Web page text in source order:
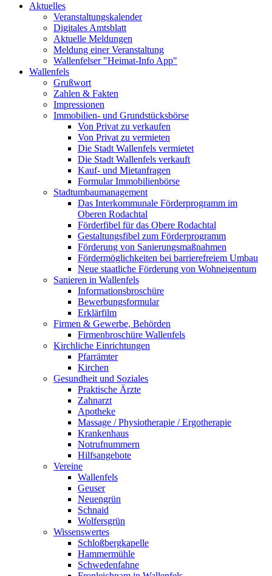
Aktuelles
Veranstaltungskalender
Digitales Amtsblatt
Aktuelle Meldungen
Meldung einer Veranstaltung
Wallenfelser "Heimat-Info App"
Wallenfels
Grußwort
Zahlen & Fakten
Impressionen
Immobilien- und Grundstücksbörse
Von Privat zu verkaufen
Von Privat zu vermieten
Die Stadt Wallenfels vermietet
Die Stadt Wallenfels verkauft
Kauf- und Mietanfragen
Formular Immobilienbörse
Stadtumbaumanagement
Das Interkommunale Förderprogramm im
Oberen Rodachtal
Förderfibel für das Obere Rodachtal
Gestaltungsfibel zum Förderprogramm
Förderung von Sanierungsmaßnahmen
Fördermöglichkeiten bei barrierefreiem Umbau
Neue staatliche Förderung von Wohneigentum
Sanieren in Wallenfels
Informationsbroschüre
Bewerbungsformular
Erklärfilm
Firmen & Gewerbe, Behörden
Firmenbroschüre Wallenfels
Kirchliche Einrichtungen
Pfarrämter
Kirchen
Gesundheit und Soziales
Praktische Ärzte
Zahnarzt
Apotheke
Massage / Physiotherapie / Ergotherapie
Krankenhaus
Notrufnummern
Hilfsangebote
Vereine
Wallenfels
Geuser
Neuengrün
Schnaid
Wolfersgrün
Wissenswertes
Schloßbergkapelle
Hammermühle
Schwedenfahne